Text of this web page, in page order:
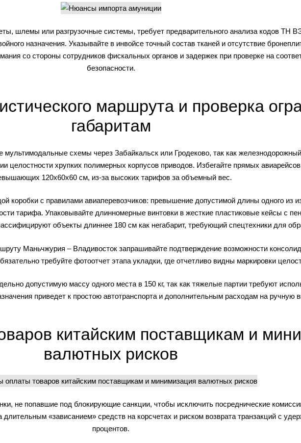
шлемы или разгрузочные системы, требует предварительного анализа кодов ТН
назначения. Указывайте в инвойсе точный состав тканей и отсутствие
со стороны сотрудников фискальных органов и задержек при проверке на
безопасности.
маршрута и проверка
габаритам
мультимодальные схемы через Забайкальск или Гродеково, так как
целостности хрупких полимерных корпусов приводов. Избегайте прямых
120х60х60 см, из-за высоких тарифов за объемный вес.
коробки с правилами авиаперевозчиков: превышение допустимой длины одного из
тарифа. Упаковывайте длинномерные винтовки в жесткие пластиковые кейсы с
объекты длиннее 180 см как негабарит, требующий спецтехники для
Маньчжурия – Владивосток запрашивайте подтверждение возможности
требуйте фотоотчет этапа укладки, где отчетливо видны маркировки
допустимую массу одного места в 150 кг, так как тяжелые партии требуют
приведет к простою автотранспорта и дополнительным расходам на ручную
китайским поставщикам и
валютных рисков
не попавшие под блокирующие санкции, чтобы исключить посреднические
«зависанием» средств на корсчетах и риском возврата транзакций с
процентов.